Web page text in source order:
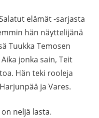
elämät -sarjasta
hän näyttelijänä
Tuukka Temosen
jonka sain, Teit
Hän teki rooleja
ja Vares.
neljä lasta.